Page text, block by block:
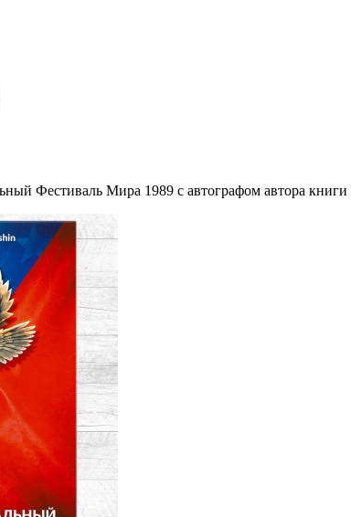
Фестиваль Мира 1989 с автографом автора книги